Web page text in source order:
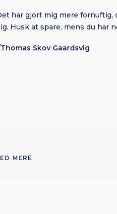
har gjort mig mere fornuftig,
Husk at spare, mens du har
Skov Gaardsvig
MERE